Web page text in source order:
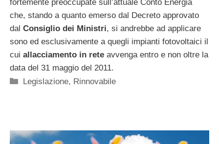
fortemente preoccupate sull’attuale Conto Energia
che, stando a quanto emerso dal Decreto approvato
dal Consiglio dei Ministri, si andrebbe ad applicare
sono ed esclusivamente a quegli impianti fotovoltaici il
cui allacciamento in rete avvenga entro e non oltre la
data del 31 maggio del 2011.
Categorie
Legislazione, Rinnovabile